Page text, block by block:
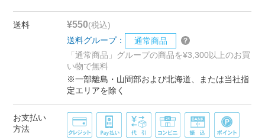
送料 ¥550(税込)
送料グループ：
通常商品
「通常商品」グループの商品を¥3,300以上のお買
い物で無料
※一部離島・山間部および北海道、または当社指
定エリアを除く
お支払い
方法